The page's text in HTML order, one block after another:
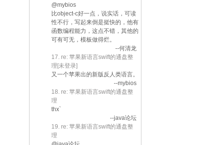
@mybios
比object-c好一点，说实话，可读
性不行，写起来倒是挺快的，他有
函数编程能力，这点不错，其他的
可有可无，模板做得烂。
--何清龙
17. re: 苹果新语言swift的通盘整
理[未登录]
又一个苹果出的新版反人类语言。
--mybios
18. re: 苹果新语言swift的通盘整
理
thx`
--java论坛
19. re: 苹果新语言swift的通盘整
理